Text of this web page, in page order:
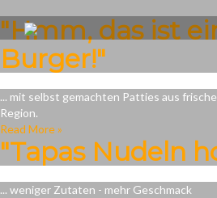
"Hmm, das ist
Burger!"
... mit selbst gemachten Patties aus
Region.
Read More »
"Tapas Nudeln
... weniger Zutaten - mehr Geschmack